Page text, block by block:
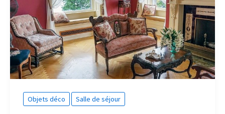
Objets déco Salle de séjour